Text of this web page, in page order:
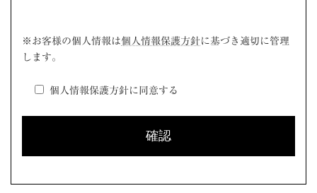
※お客様の個人情報は個人情報保護方針に基づき適切に管理
します。
個人情報保護方針に同意する